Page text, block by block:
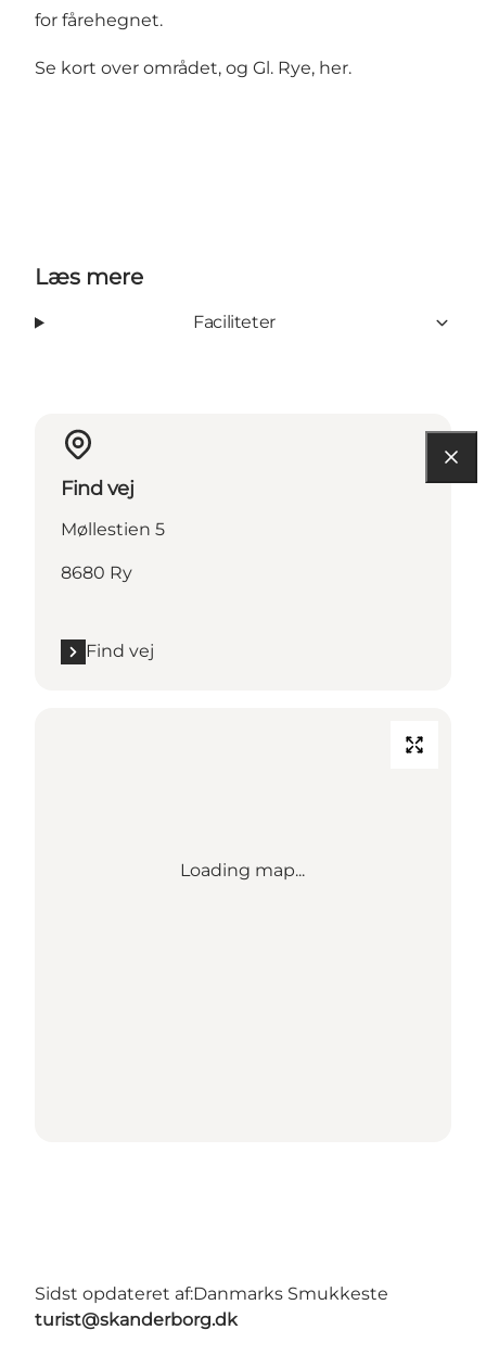
for fårehegnet.
Se kort over området, og Gl. Rye, her.
Læs mere
Faciliteter
Find vej
Møllestien 5
8680 Ry
Find vej
Loading map...
Sidst opdateret af:Danmarks Smukkeste
turist@skanderborg.dk